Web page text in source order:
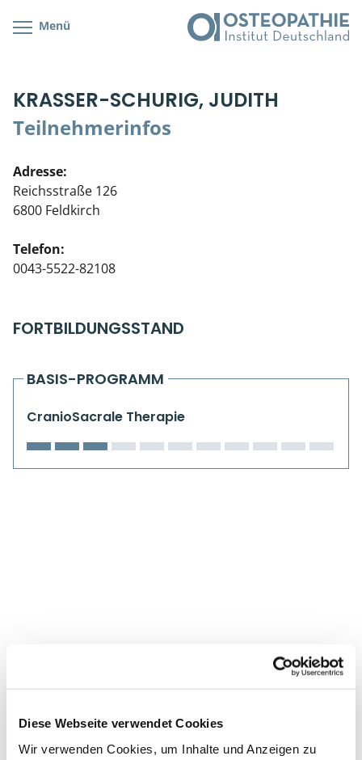
Diese Webseite verwendet Cookies
Wir verwenden Cookies, um Inhalte und Anzeigen zu
Menü
KRASSER-SCHURIG, JUDITH
Teilnehmerinfos
Adresse:
Reichsstraße 126
6800 Feldkirch
Telefon:
0043-5522-82108
FORTBILDUNGSSTAND
BASIS-PROGRAMM
CranioSacrale Therapie
Cranial/Neurale Osteopathie
Parietale Osteopathie
Viszerale Osteopathie
Klinische & Praktische Kurse
Prüfung & Zertifikation
Postgraduate- & Spezialkurse
Kiefergelenkkurse
CranioSacrale Ausbildung
Human Reset Week
Bonus-Programm
Veranstaltungsticket DB
Wissenswertes
Teilnehmerliste
Stellenbörse
Soziales Engagement